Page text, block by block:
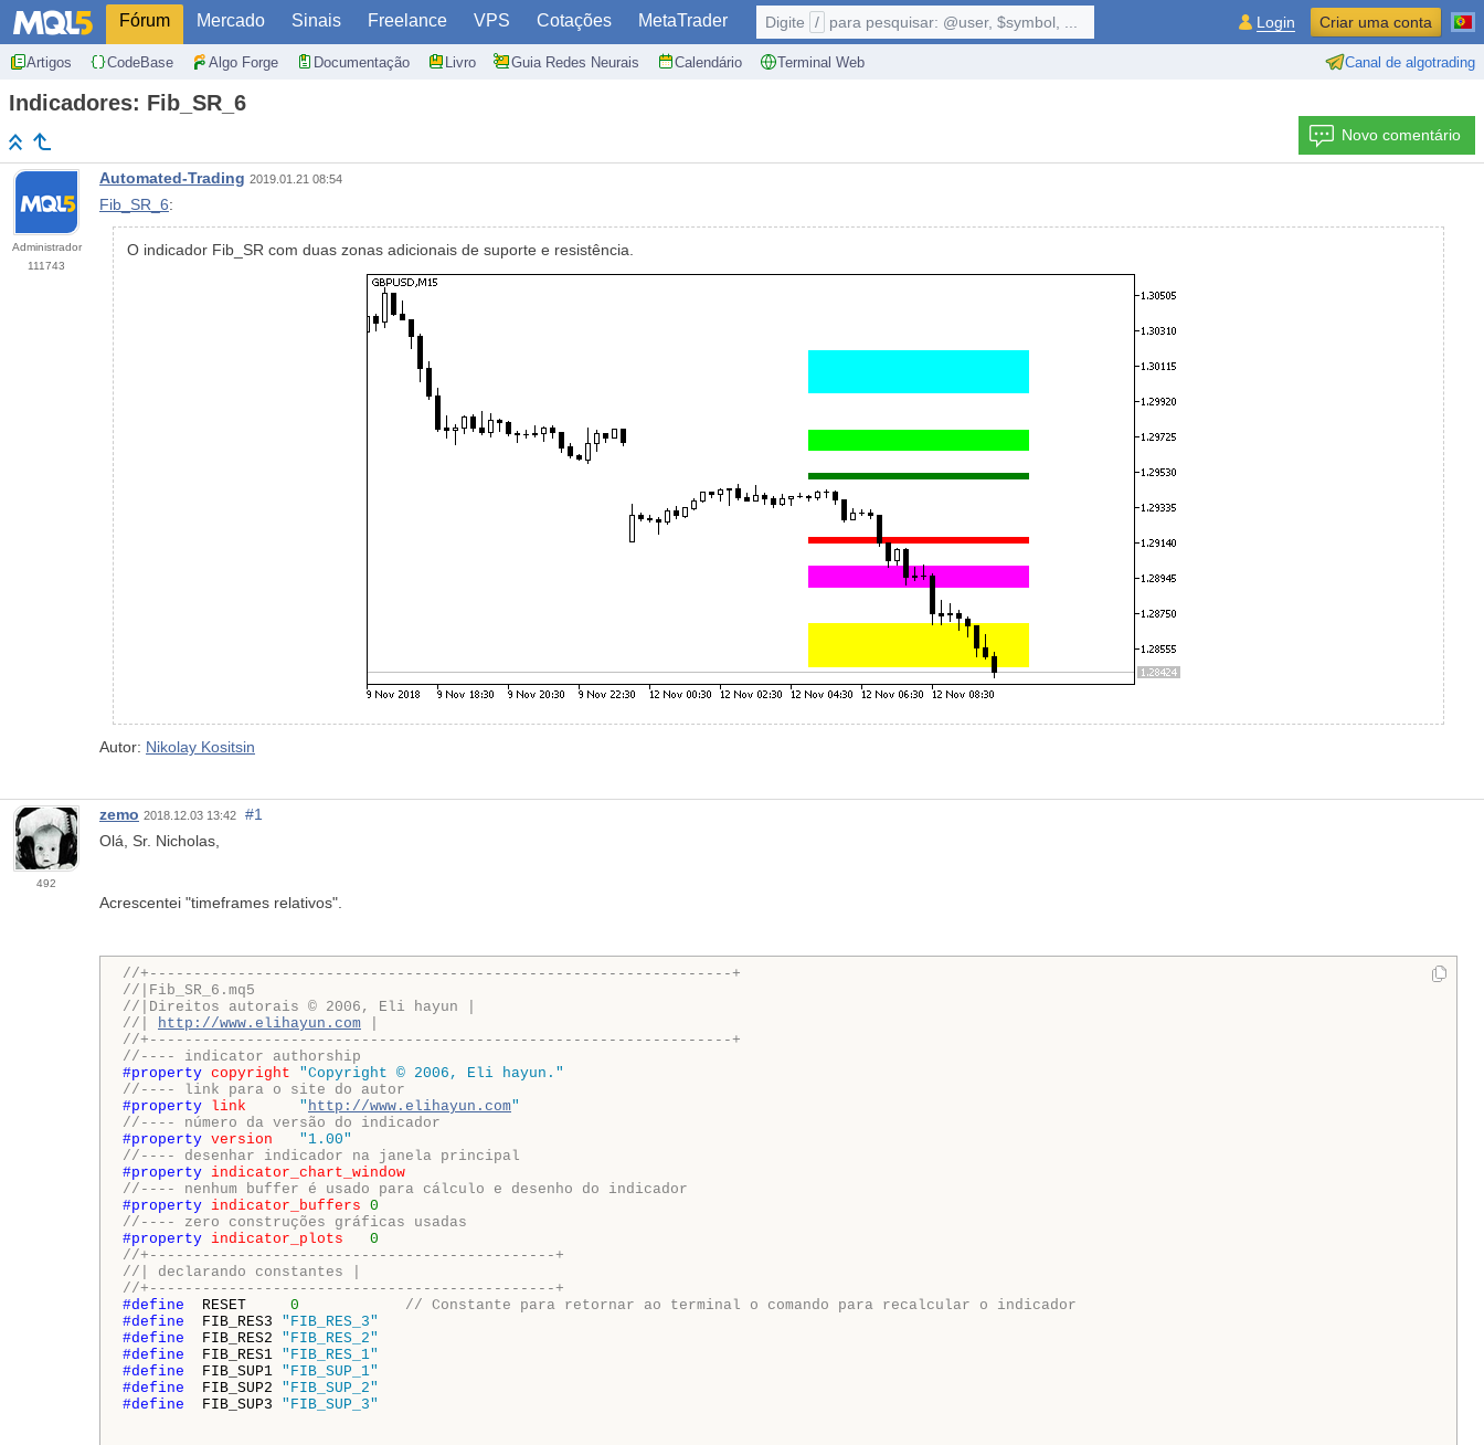
Fórum Mercado Sinais Freelance VPS Cotações MetaTrader
Artigos CodeBase Algo Forge Documentação Livro Guia Redes Neurais Calendário Terminal Web Canal de algotrading
Digite / para pesquisar: @user, $symbol, ... Login Criar uma conta
Indicadores: Fib_SR_6
Novo comentário
Administrador
111743
Automated-Trading 2019.01.21 08:54
Fib_SR_6:
O indicador Fib_SR com duas zonas adicionais de suporte e resistência.
Autor: Nikolay Kositsin
492
zemo 2018.12.03 13:42
#1
Olá, Sr. Nicholas,
Acrescentei "timeframes relativos".
//+------------------------------------------------------------------+
//|Fib_SR_6.mq5
//|Direitos autorais © 2006, Eli hayun |
//| http://www.elihayun.com
//+------------------------------------------------------------------+
//---- indicator authorship
#property copyright
"Copyright © 2006, Eli hayun."
//---- link para o site do autor
#property link " http://www.elihayun.com"
//---- número da versão do indicador
#property version
"1.00"
//---- desenhar indicador na janela principal
#property indicator_chart_window
//---- nenhum buffer é usado para cálculo e desenho do indicador
#property indicator_buffers 0
//---- zero construções gráficas usadas
#property indicator_plots
0
//+----------------------------------------------+
//| declarando constantes |
//+----------------------------------------------+
#define
RESET 0
// Constante para retornar ao terminal o comando para recalcular o indicador
#define
FIB_RES3 "FIB_RES_3"
#define
FIB_RES2 "FIB_RES_2"
#define
FIB_RES1 "FIB_RES_1"
#define
FIB_SUP1 "FIB_SUP_1"
#define
FIB_SUP2 "FIB_SUP_2"
#define
FIB_SUP3 "FIB_SUP_3"